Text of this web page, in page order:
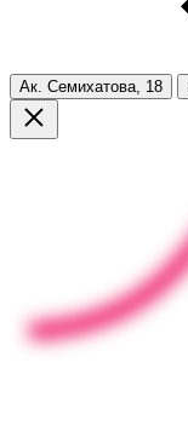
Ак. Семихатова, 18